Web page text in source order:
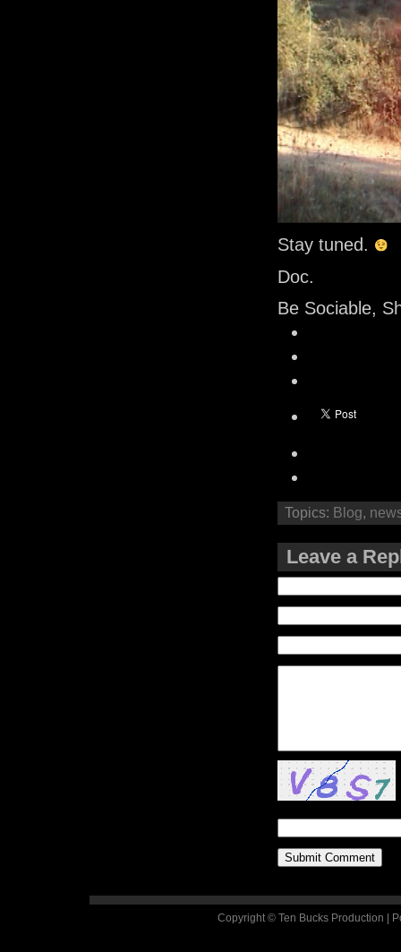
Stay tuned.
Doc.
Be Sociable,
Topics: Blog,
Leave a
Copyright © Ten Bucks Production |